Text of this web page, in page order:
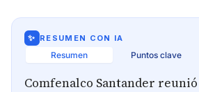
✨ RESUMEN CON IA
Resumen Puntos clave
Comfenalco Santander